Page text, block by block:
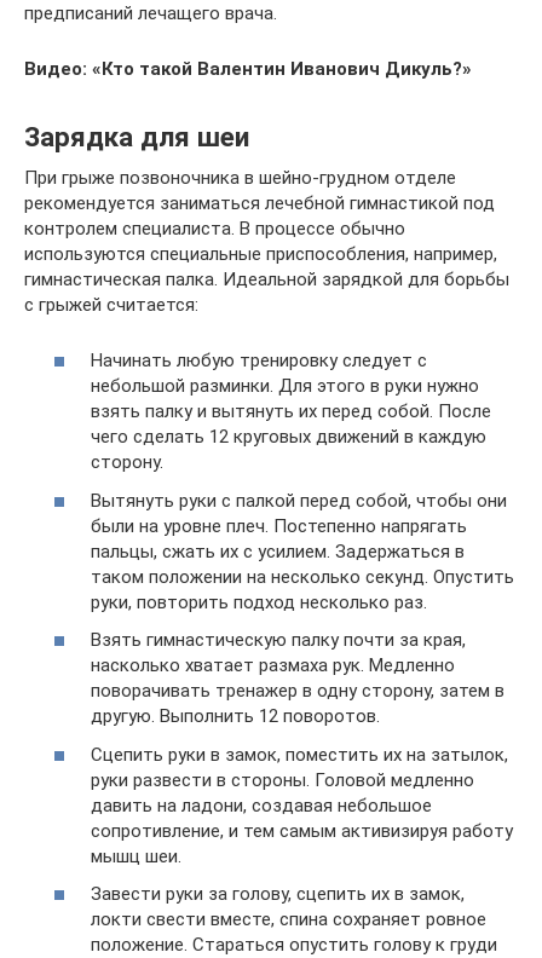
предписаний лечащего врача.
Видео: «Кто такой Валентин Иванович Дикуль?»
Зарядка для шеи
При грыже позвоночника в шейно-грудном отделе
рекомендуется заниматься лечебной гимнастикой под
контролем специалиста. В процессе обычно
используются специальные приспособления, например,
гимнастическая палка. Идеальной зарядкой для борьбы
с грыжей считается:
Начинать любую тренировку следует с
небольшой разминки. Для этого в руки нужно
взять палку и вытянуть их перед собой. После
чего сделать 12 круговых движений в каждую
сторону.
Вытянуть руки с палкой перед собой, чтобы они
были на уровне плеч. Постепенно напрягать
пальцы, сжать их с усилием. Задержаться в
таком положении на несколько секунд. Опустить
руки, повторить подход несколько раз.
Взять гимнастическую палку почти за края,
насколько хватает размаха рук. Медленно
поворачивать тренажер в одну сторону, затем в
другую. Выполнить 12 поворотов.
Сцепить руки в замок, поместить их на затылок,
руки развести в стороны. Головой медленно
давить на ладони, создавая небольшое
сопротивление, и тем самым активизируя работу
мышц шеи.
Завести руки за голову, сцепить их в замок,
локти свести вместе, спина сохраняет ровное
положение. Стараться опустить голову к груди